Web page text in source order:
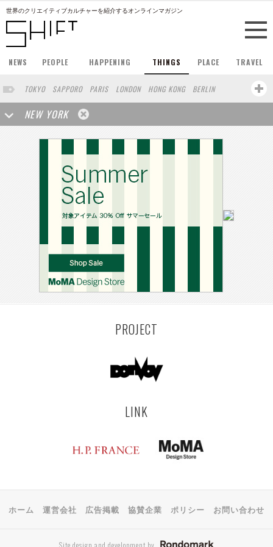
世界のクリエイティブカルチャーを紹介するオンラインマガジン
NEWS PEOPLE HAPPENING THINGS PLACE TRAVEL
TOKYO SAPPORO PARIS LONDON HONG KONG
BERLIN
BARCELONA
SINGAPORE STOCKHOLM
SAN FRANCISCO
AMSTERDAM
MILAN
SHANGHAI
WIEN HAMBURG MADRID ZURICH
BEIJING
TAIPEI
VANCOUVER HELSINKI VILNIUS
SENDAI
MELBOURNE
FRANKFURT LISBON CHICAGO
CAPE TOWN
RIO DE JANEIRO
NEW YORK
PROJECT
LINK
ホーム 運営会社 広告掲載 協賛企業 ポリシー お問い合わせ
Site design and development by